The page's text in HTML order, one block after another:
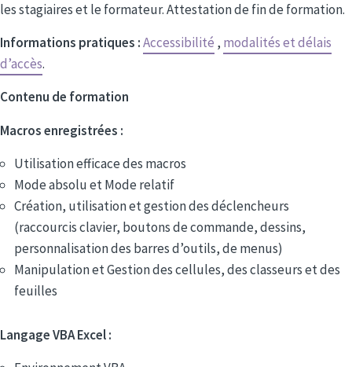
les stagiaires et le formateur. Attestation de fin de formation.
Informations pratiques :Accessibilité , modalités et délais
d’accès.
Contenu de formation
Macros enregistrées :
Utilisation efficace des macros
Mode absolu et Mode relatif
Création, utilisation et gestion des déclencheurs
(raccourcis clavier, boutons de commande, dessins,
personnalisation des barres d’outils, de menus)
Manipulation et Gestion des cellules, des classeurs et des
feuilles
Langage VBA Excel :